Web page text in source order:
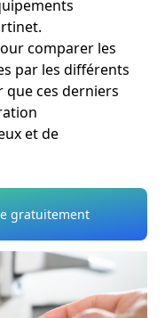
comparer les
par les différents
que ces derniers
et de
gratuitement